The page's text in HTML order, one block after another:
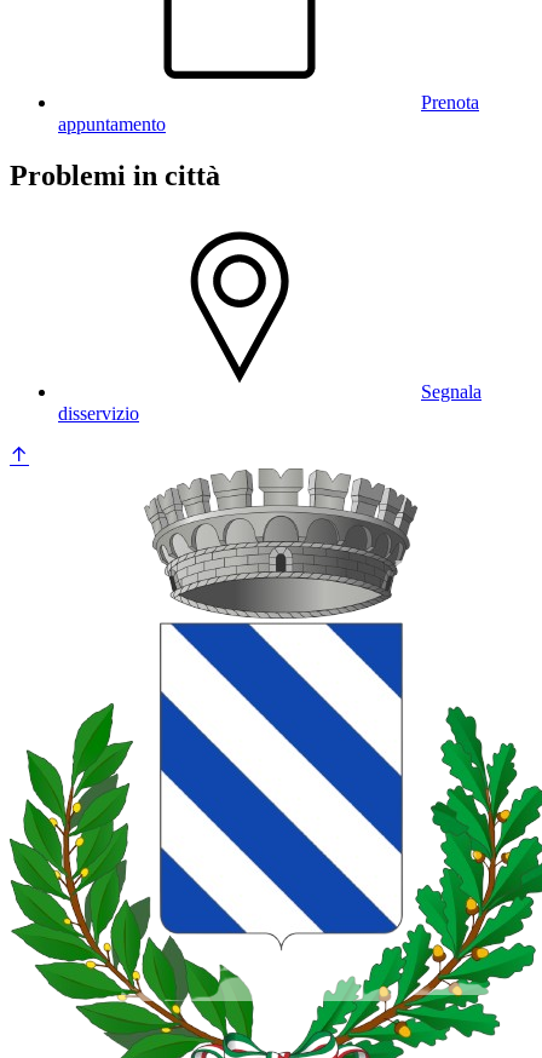
Prenota
appuntamento
Problemi in città
Segnala
disservizio